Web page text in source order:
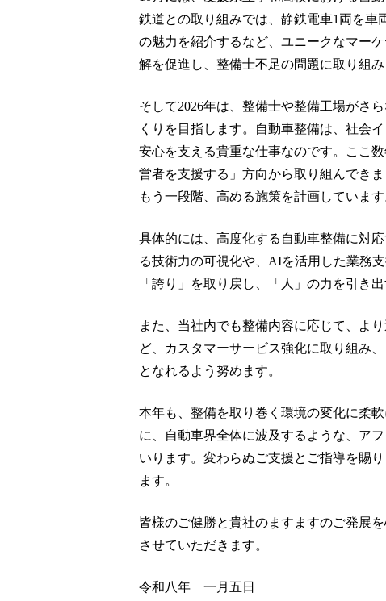
鉄道との取り組みでは、静鉄電車1両を
の魅力を紹介するなど、ユニークなマー
解を促進し、整備士不足の問題に取り組み
そして2026年は、整備士や整備工場がさ
くりを目指します。自動車整備は、社会
安心を支える貴重な仕事なのです。ここ
営者を支援する」方向から取り組んでき
もう一段階、高める施策を計画しています
具体的には、高度化する自動車整備に対
る技術力の可視化や、AIを活用した業務
「誇り」を取り戻し、「人」の力を引き
また、当社内でも整備内容に応じて、よ
ど、カスタマーサービス強化に取り組み
となれるよう努めます。
本年も、整備を取り巻く環境の変化に柔
に、自動車界全体に波及するような、ア
いります。変わらぬご支援とご指導を賜
ます。
皆様のご健勝と貴社のますますのご発展
させていただきます。
令和八年 一月五日